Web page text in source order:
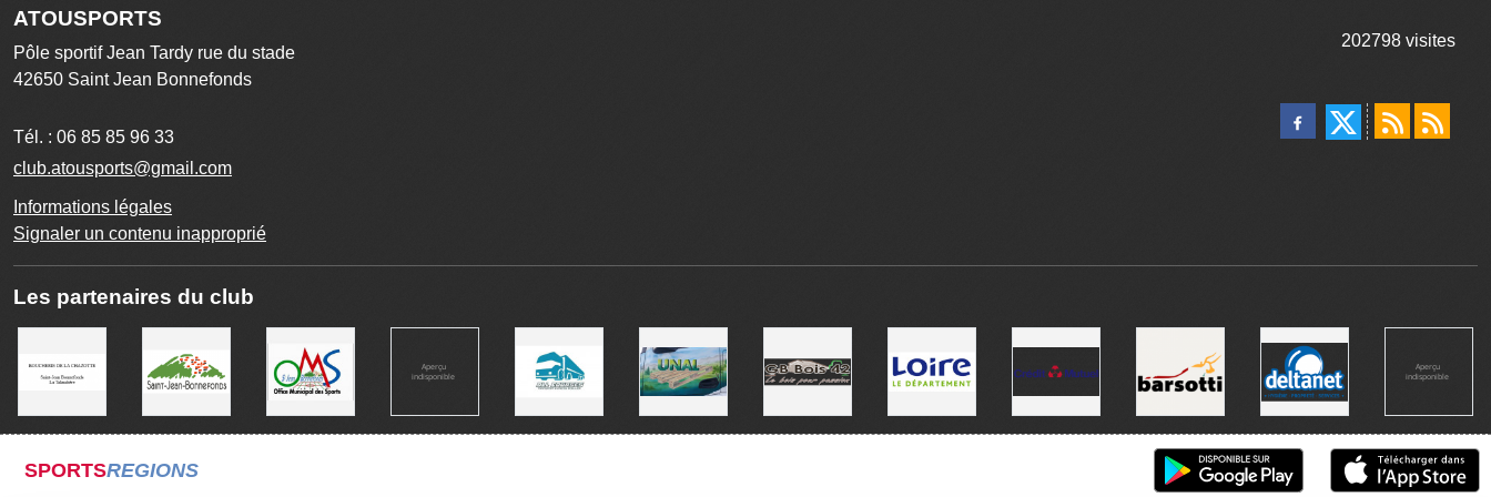
ATOUSPORTS
Pôle sportif Jean Tardy rue du stade
42650 Saint Jean Bonnefonds
Tél. : 06 85 85 96 33
club.atousports@gmail.com
Informations légales
Signaler un contenu inapproprié
202798 visites
Les partenaires du club
SPORTSREGIONS